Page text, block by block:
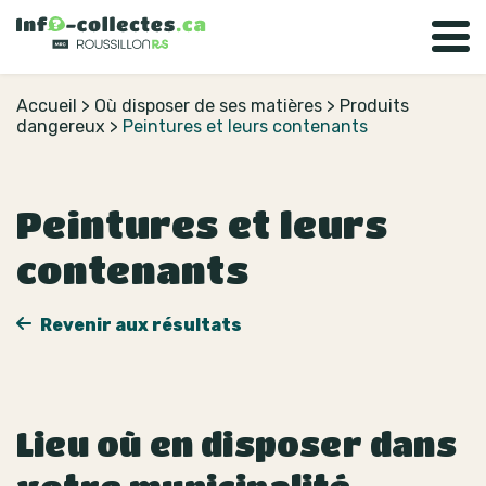
Accueil > Où disposer de ses matières > Produits
dangereux > Peintures et leurs contenants
Peintures et leurs
contenants
Revenir aux résultats
Lieu où en disposer dans